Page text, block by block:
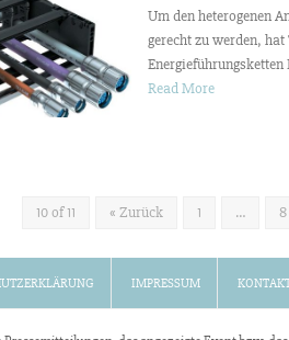
Um den heterogenen
gerecht zu werden, hat
Read More
10 of 11 « Zurück 1 … 8
IMPRESSUM